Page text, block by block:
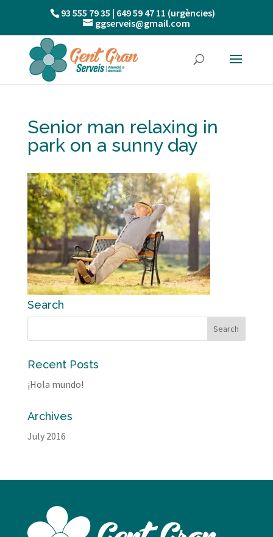
93 555 79 35 | 649 59 47 11 (urgències)
ggserveis@gmail.com
Senior man relaxing in
park on a sunny day
Search
Recent Posts
¡Hola mundo!
Archives
July 2016